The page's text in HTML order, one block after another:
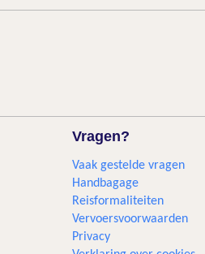
Vragen?
Vaak gestelde vragen
Handbagage
Reisformaliteiten
Vervoersvoorwaarden
Privacy